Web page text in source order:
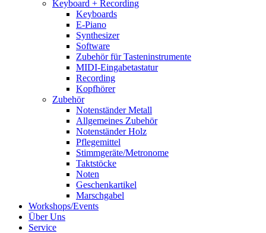
Keyboard + Recording
Keyboards
E-Piano
Synthesizer
Software
Zubehör für Tasteninstrumente
MIDI-Eingabetastatur
Recording
Kopfhörer
Zubehör
Notenständer Metall
Allgemeines Zubehör
Notenständer Holz
Pflegemittel
Stimmgeräte/Metronome
Taktstöcke
Noten
Geschenkartikel
Marschgabel
Workshops/Events
Über Uns
Service